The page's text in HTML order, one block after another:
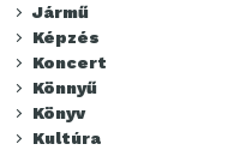
Jármű
Képzés
Koncert
Könnyű
Könyv
Kultúra